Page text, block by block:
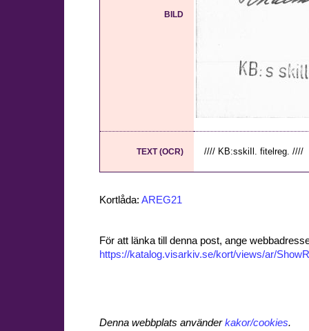
BILD
TEXT (OCR) //// KB:sskiIl. fitelreg. ////
Kortlåda: AREG21
För att länka till denna post, ange
https://katalog.visarkiv.se/kort/views/ar/
Denna webbplats använderkakor/cookies.